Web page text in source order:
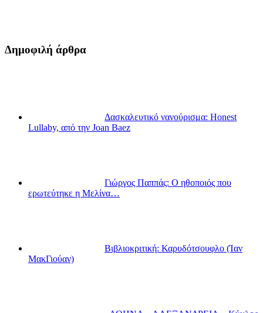
Δημοφιλή άρθρα
Δασκαλευτικό νανούρισμα: Honest
Lullaby, από την Joan Baez
Γιώργος Παππάς: Ο ηθοποιός που
ερωτεύτηκε η Μελίνα…
Βιβλιοκριτική: Καρυδότσουφλο (Ίαν
ΜακΓιούαν)